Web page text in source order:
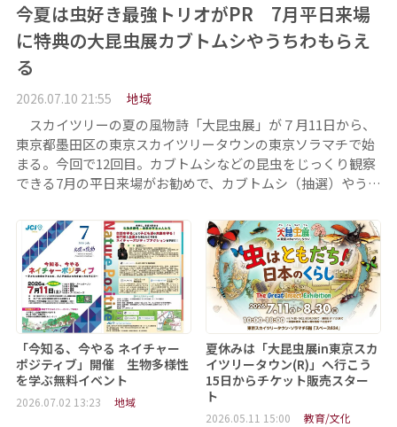
今夏は虫好き最強トリオがPR 7月平日来場
に特典の大昆虫展カブトムシやうちわもらえ
る
2026.07.10 21:55 地域
スカイツリーの夏の風物詩「大昆虫展」が７月11日から、
東京都墨田区の東京スカイツリータウンの東京ソラマチで始
まる。今回で12回目。カブトムシなどの昆虫をじっくり観察
できる7月の平日来場がお勧めで、カブトムシ（抽選）やう…
「今知る、今やる ネイチャー
ポジティブ」開催 生物多様性
を学ぶ無料イベント
2026.07.02 13:23 地域
夏休みは「大昆虫展in東京スカ
イツリータウン(R)」へ行こう
15日からチケット販売スター
ト
2026.05.11 15:00 教育/文化